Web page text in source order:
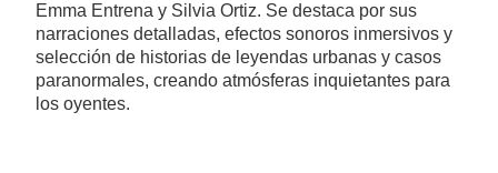
Emma Entrena y Silvia Ortiz. Se destaca por sus
narraciones detalladas, efectos sonoros inmersivos y
selección de historias de leyendas urbanas y casos
paranormales, creando atmósferas inquietantes para
los oyentes.